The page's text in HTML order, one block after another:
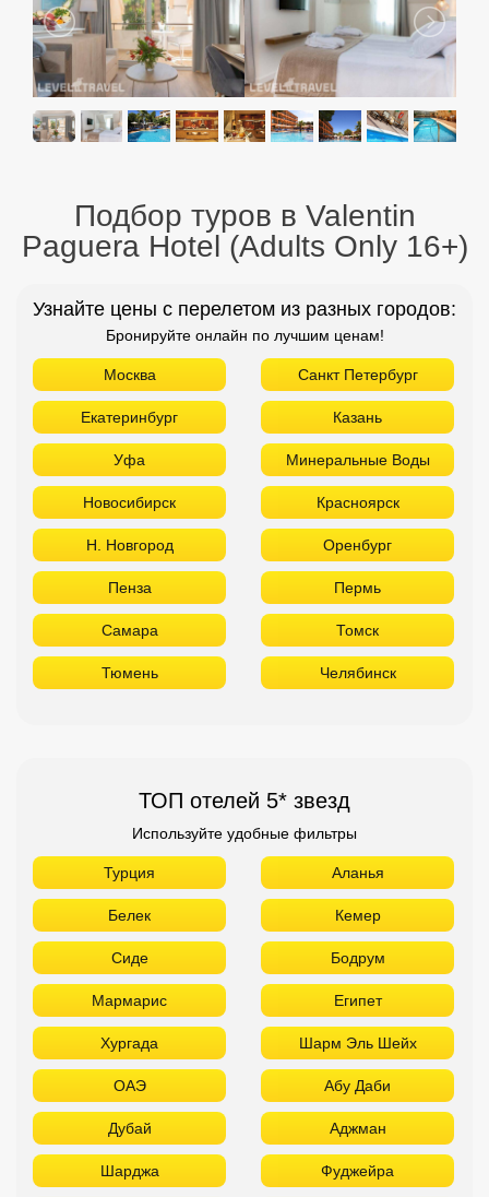
Подбор туров в Valentin
Paguera Hotel (Adults Only 16+)
Узнайте цены с перелетом из разных городов:
Бронируйте онлайн по лучшим ценам!
Москва Санкт Петербург
Екатеринбург Казань
Уфа Минеральные Воды
Новосибирск Красноярск
Н. Новгород Оренбург
Пенза Пермь
Самара Томск
Тюмень Челябинск
ТОП отелей 5* звезд
Используйте удобные фильтры
Турция Аланья
Белек Кемер
Сиде Бодрум
Мармарис Египет
Хургада Шарм Эль Шейх
ОАЭ Абу Даби
Дубай Аджман
Шарджа Фуджейра